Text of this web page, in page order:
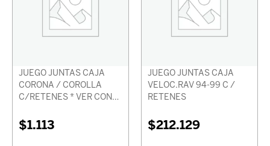
JUEGO JUNTAS CAJA
CORONA / COROLLA
C/RETENES * VER CON
$1.113
JUEGO JUNTAS CAJA
VELOC.RAV 94-99 C /
RETENES
$212.129